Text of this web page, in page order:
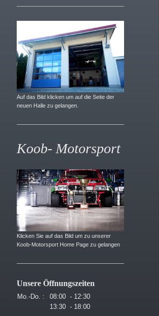
Auf das Bild klicken um auf die Seite der
neuen Halle zu gelangen.
Koob- Motorsport
Klicken Sie auf das Bild um zu unserer
Koob-Motorsport Home Page zu gelangen
Unsere Öffnungszeiten
Mo.-Do. :
08:00 - 12:30
13:30 - 18:00